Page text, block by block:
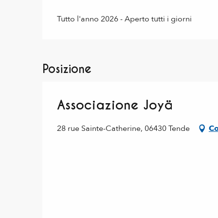
Tutto l'anno 2026 - Aperto tutti i giorni
Posizione
Associazione Joyä
28 rue Sainte-Catherine, 06430 Tende